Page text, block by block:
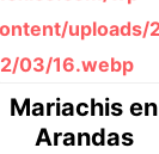
Mariachis en
Arandas